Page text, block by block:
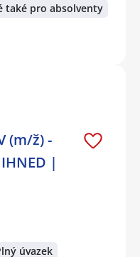
také pro absolventy
(m/ž) -
|
úvazek